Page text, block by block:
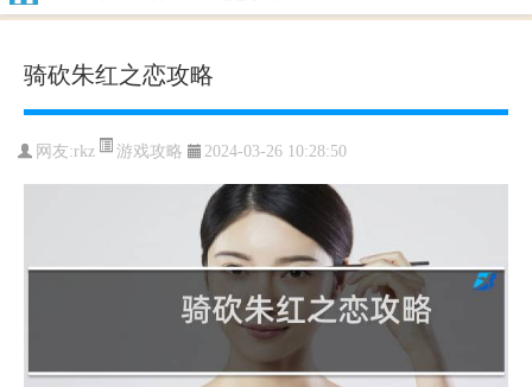
骑砍朱红之恋攻略
网友:rkz 游戏攻略 2024-03-26 10:28:50